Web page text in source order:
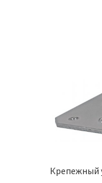
Крепежный